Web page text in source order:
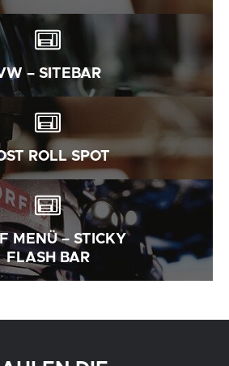
– SITEBAR
ROLL SPOT
MENÜ – STICKY
FLASH BAR